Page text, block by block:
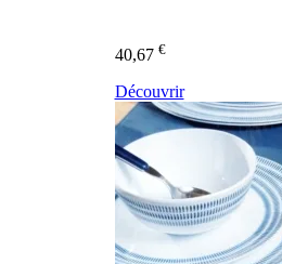
40,67 €
Découvrir